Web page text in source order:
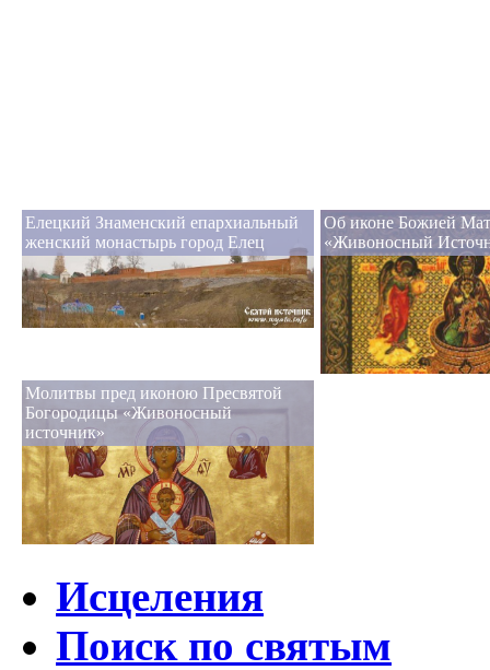
Елецкий Знаменский епархиальный
женский монастырь город Елец
Об иконе Божией
«Живоносный
Молитвы пред иконою Пресвятой
Богородицы «Живоносный
источник»
Исцеления
Поиск по святым